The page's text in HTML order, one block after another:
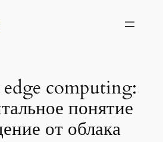
edge computing:
понятие
от облака